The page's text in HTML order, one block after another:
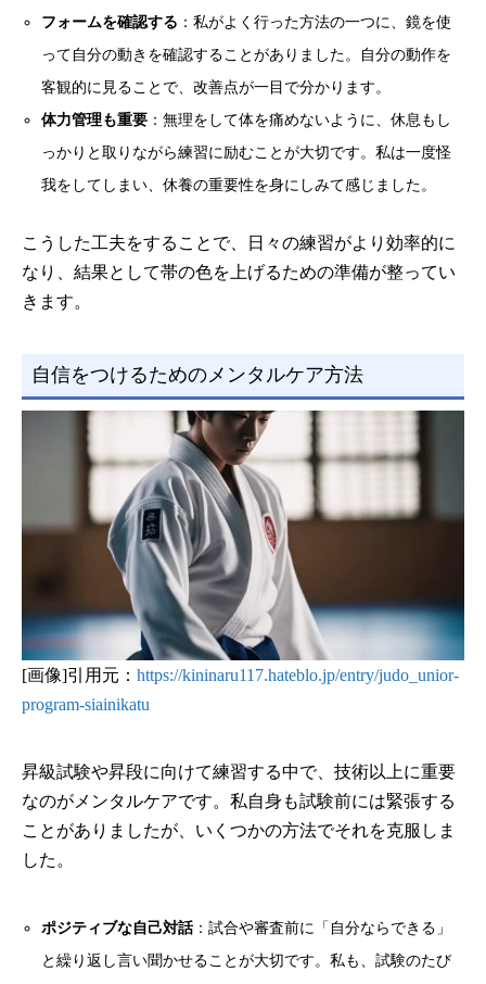
フォームを確認する ：私がよく行った方法の一つに、鏡を使
って自分の動きを確認することがありました。自分の動作を
客観的に見ることで、改善点が一目で分かります。
体力管理も重要 ：無理をして体を痛めないように、休息もし
っかりと取りながら練習に励むことが大切です。私は一度怪
我をしてしまい、休養の重要性を身にしみて感じました。
こうした工夫をすることで、日々の練習がより効率的に
なり、結果として帯の色を上げるための準備が整ってい
きます。
自信をつけるためのメンタルケア方法
[画像]引用元： https://kininaru117.hateblo.jp/entry/judo_unior-
program-siainikatu
昇級試験や昇段に向けて練習する中で、技術以上に重要
なのがメンタルケアです。私自身も試験前には緊張する
ことがありましたが、いくつかの方法でそれを克服しま
した。
ポジティブな自己対話：試合や審査前に「自分ならできる」
と繰り返し言い聞かせることが大切です。私も、試験のたび